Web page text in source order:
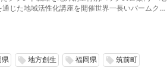
じた地域活性化講座を開催世界一長いバームクー
県 local_offer 地方創生 local_offer 福岡県 local_offer 筑前町